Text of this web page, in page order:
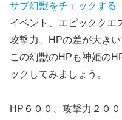
サブ幻獣をチェックする
イベント、エピッククエ
攻撃力、HPの差が大きい
この幻獣のHPも神姫の
ックしてみましょう。
HP６００、攻撃力２００